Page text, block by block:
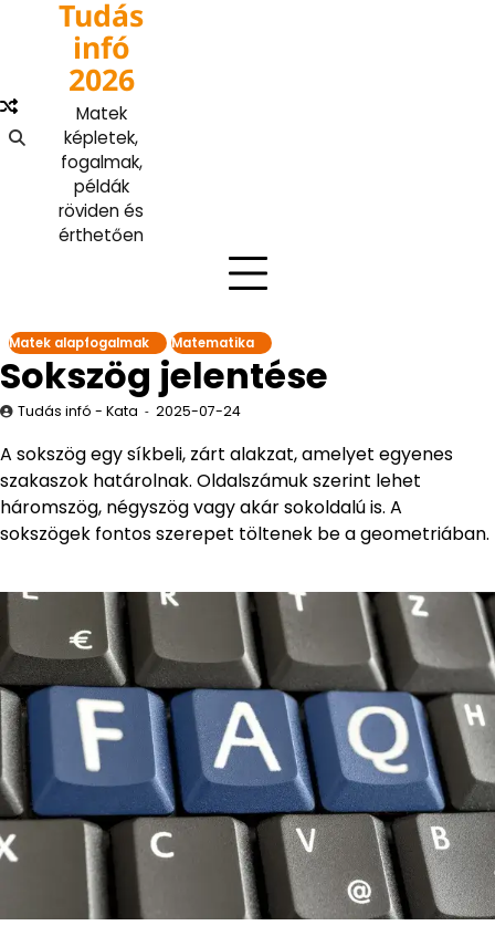
Tudás
infó
2026
Matek
képletek,
fogalmak,
példák
röviden és
érthetően
Matek alapfogalmak Matematika
Sokszög jelentése
Tudás infó - Kata 2025-07-24
A sokszög egy síkbeli, zárt alakzat, amelyet egyenes
szakaszok határolnak. Oldalszámuk szerint lehet
háromszög, négyszög vagy akár sokoldalú is. A
sokszögek fontos szerepet töltenek be a geometriában.